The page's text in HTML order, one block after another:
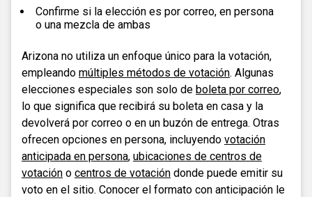
Confirme si la elección es por correo, en persona
o una mezcla de ambas
Arizona no utiliza un enfoque único para la votación,
empleando múltiples métodos de votación. Algunas
elecciones especiales son solo de boleta por correo,
lo que significa que recibirá su boleta en casa y la
devolverá por correo o en un buzón de entrega. Otras
ofrecen opciones en persona, incluyendo votación
anticipada en persona, ubicaciones de centros de
votación o centros de votación donde puede emitir su
voto en el sitio. Conocer el formato con anticipación le